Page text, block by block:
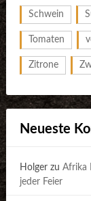
Schwein
Tomaten
Zitrone
Neueste
Holgerzu Afrika
jeder Feier